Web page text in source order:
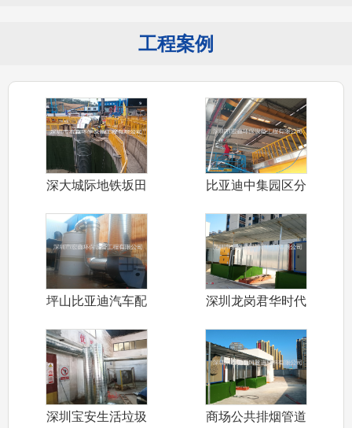
工程案例
深大城际地铁坂田
比亚迪中集园区分
坪山比亚迪汽车配
深圳龙岗君华时代
深圳宝安生活垃圾 商场公共排烟管道